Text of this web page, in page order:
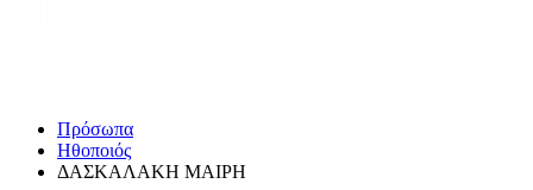
Πρόσωπα
Ηθοποιός
ΔΑΣΚΑΛΑΚΗ ΜΑΙΡΗ